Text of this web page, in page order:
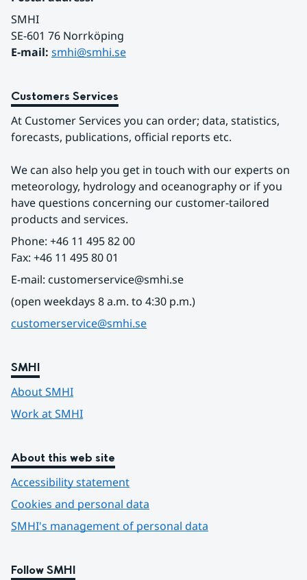
SMHI
SE-601 76 Norrköping
E-mail: smhi@smhi.se
Customers Services
At Customer Services you can order; data, statistics,
forecasts, publications, official reports etc.
We can also help you get in touch with our experts on
meteorology, hydrology and oceanography or if you
have questions concerning our customer-tailored
products and services.
Phone: +46 11 495 82 00
Fax: +46 11 495 80 01
E-mail: customerservice@smhi.se
(open weekdays 8 a.m. to 4:30 p.m.)
customerservice@smhi.se
SMHI
About SMHI
Work at SMHI
About this web site
Accessibility statement
Cookies and personal data
SMHI's management of personal data
Follow SMHI